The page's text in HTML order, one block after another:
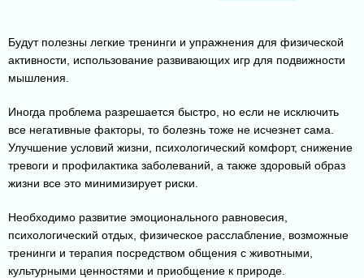
Будут полезны легкие тренинги и упражнения для физической
активности, использование развивающих игр для подвижности
мышления.
Иногда проблема разрешается быстро, но если не исключить
все негативные факторы, то болезнь тоже не исчезнет сама.
Улучшение условий жизни, психологический комфорт, снижение
тревоги и профилактика заболеваний, а также здоровый образ
жизни все это минимизирует риски.
Необходимо развитие эмоционального равновесия,
психологический отдых, физическое расслабление, возможные
тренинги и терапия посредством общения с животными,
культурными ценностями и приобщение к природе.